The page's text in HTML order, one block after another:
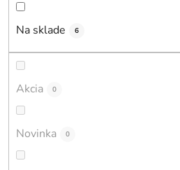
e
Na sklade 6
Akcia 0
Novinka 0